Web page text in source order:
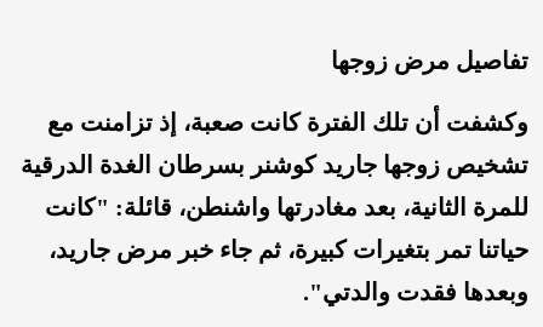
تفاصيل مرض زوجها
وكشفت أن تلك الفترة كانت صعبة، إذ تزامنت مع
تشخيص زوجها جاريد كوشنر بسرطان الغدة الدرقية
للمرة الثانية، بعد مغادرتها واشنطن، قائلة: "كانت
حياتنا تمر بتغيرات كبيرة، ثم جاء خبر مرض جاريد،
وبعدها فقدت والدتي".